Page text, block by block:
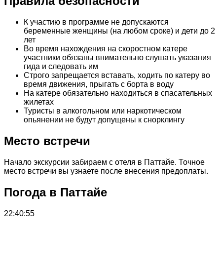
К участию в программе не допускаются
беременные женщины (на любом сроке) и дети до 2
лет
Во время нахождения на скоростном катере
участники обязаны внимательно слушать указания
гида и следовать им
Строго запрещается вставать, ходить по катеру во
время движения, прыгать с борта в воду
На катере обязательно находиться в спасательных
жилетах
Туристы в алкогольном или наркотическом
опьянении не будут допущены к снорклингу
Место встречи
Начало экскурсии забираем с отеля в Паттайе. Точное
место встречи вы узнаете после внесения предоплаты.
Погода в Паттайе
22:40:55